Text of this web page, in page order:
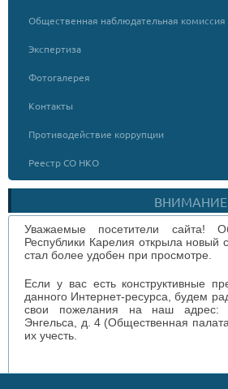
Общественная наблюдательная комиссия
Экспертиза
Фотогалерея
Контакты
Противодействие коррупции
Реестр СО НКО
Уважаемые посетители сайта!
Республики Карелия открыла новый
стал более удобен при просмотре.
Если у вас есть конструктивные
данного Интернет-ресурса, будем
свои пожелания на наш адрес:
Энгельса, д. 4 (Общественная
их учесть.